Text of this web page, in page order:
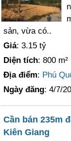
sản, vừa có..
Giá: 3.15 tỷ
Diện tích: 800 m²
Địa điểm: Phú
Ngày đăng: 4/7/
Cần bán 235m
Kiên Giang